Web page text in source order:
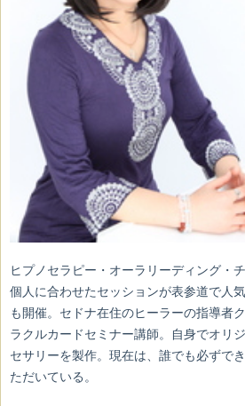
ヒプノセラピー・オーラリーディング・
個人に合わせたセッションが表参道で人
も開催。セドナ在住のヒーラーの指導者
ラクルカードセミナー講師。自身でオリ
セサリーを製作。現在は、誰でも必ずで
ただいている。